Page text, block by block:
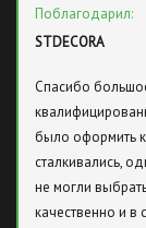
Поблагодарил:
STDECORA
Спасибо
было оформить
сталкивались,
не могли
качественно и в